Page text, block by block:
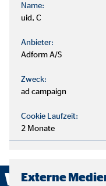
Wir sind
Name:
uid, C
Anbieter:
Adform A/S
Zweck:
ad campaign
Cookie Laufzeit:
2 Monate
Externe